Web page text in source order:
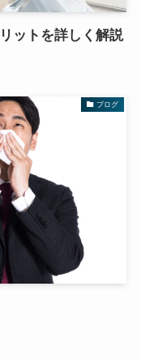
ットを詳しく解説
ブログ